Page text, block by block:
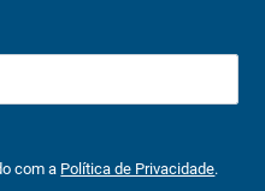
com a Política de Privacidade.